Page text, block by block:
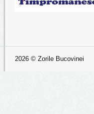
2026 © Zorile Bucovinei